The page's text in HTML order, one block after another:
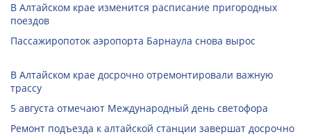
В Алтайском крае изменится расписание пригородных
поездов
Пассажиропоток аэропорта Барнаула снова вырос
В Алтайском крае досрочно отремонтировали важную
трассу
5 августа отмечают Международный день светофора
Ремонт подъезда к алтайской станции завершат досрочно